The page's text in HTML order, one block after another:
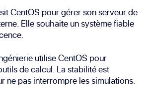
CentOS pour gérer son serveur de
Elle souhaite un système fiable
utilise CentOS pour
de calcul. La stabilité est
ne pas interrompre les simulations.